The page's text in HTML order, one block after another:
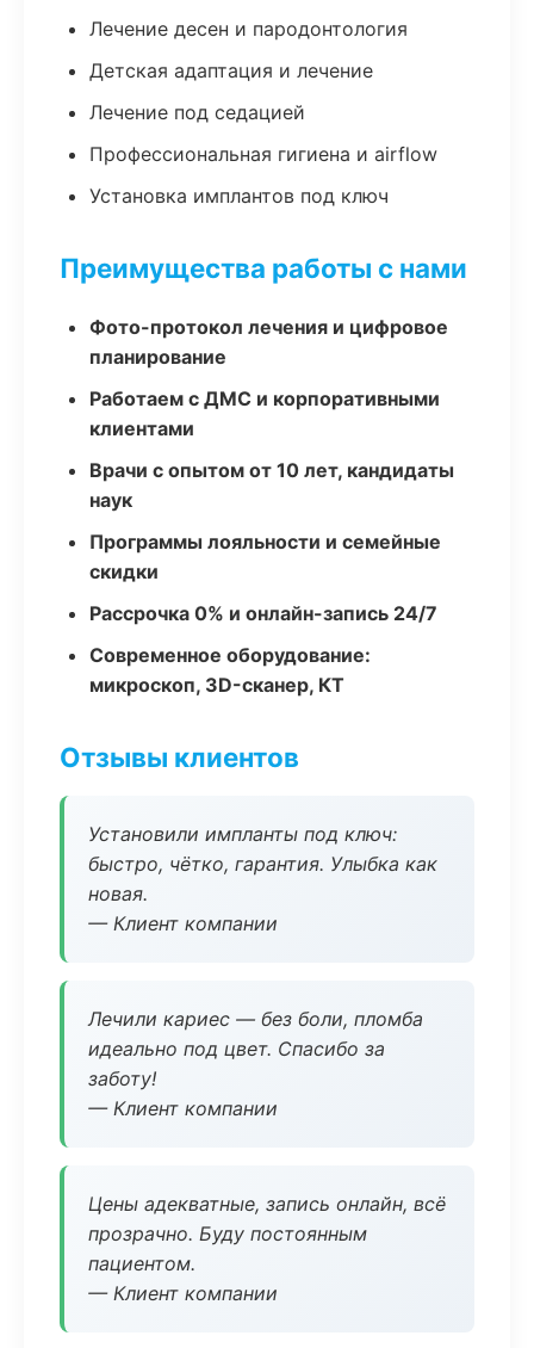
Лечение десен и пародонтология
Детская адаптация и лечение
Лечение под седацией
Профессиональная гигиена и airflow
Установка имплантов под ключ
Преимущества работы с нами
Фото-протокол лечения и цифровое
планирование
Работаем с ДМС и корпоративными
клиентами
Врачи с опытом от 10 лет, кандидаты
наук
Программы лояльности и семейные
скидки
Рассрочка 0% и онлайн-запись 24/7
Современное оборудование:
микроскоп, 3D-сканер, КТ
Отзывы клиентов
Установили импланты под ключ:
быстро, чётко, гарантия. Улыбка как
новая.
— Клиент компании
Лечили кариес — без боли, пломба
идеально под цвет. Спасибо за
заботу!
— Клиент компании
Цены адекватные, запись онлайн, всё
прозрачно. Буду постоянным
пациентом.
— Клиент компании